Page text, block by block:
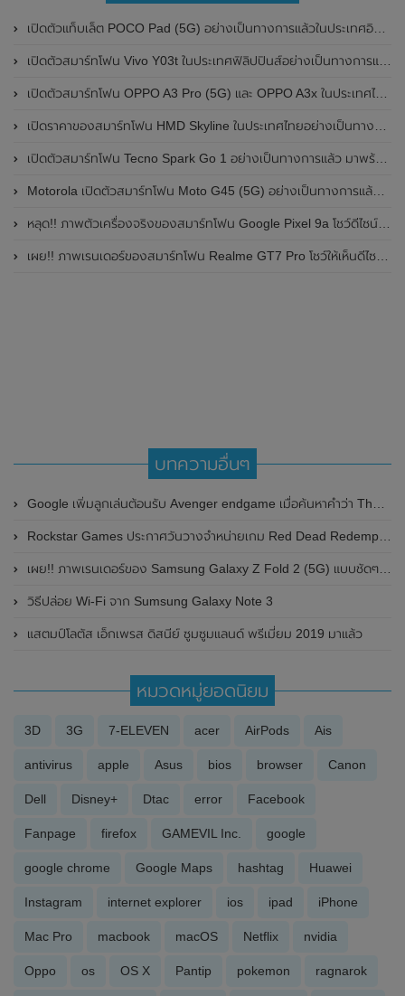
เปิดตัวแท็บเล็ต POCO Pad (5G) อย่างเป็นทางการแล้วในประเทศอินเดีย มาพร้อมชิปเซ็ต Snapdragon 7s Gen 2 ของ Qualcomm และรองรับเครือข่าย 5G
เปิดตัวสมาร์ทโฟน Vivo Y03t ในประเทศฟิลิปปินส์อย่างเป็นทางการแล้ว มาพร้อมชิปเซ็ต Unisoc T612 , กล้องหลัง ความละเอียด 13MP , แบตเตอรี่ 5,000mAh และหน้าจอแสดงผล LCD / 90Hz
เปิดตัวสมาร์ทโฟน OPPO A3 Pro (5G) และ OPPO A3x ในประเทศไทยอย่างเป็นทางการแล้ว ในราคาเริ่มต้นเพียง 3,999 บาท
เปิดราคาของสมาร์ทโฟน HMD Skyline ในประเทศไทยอย่างเป็นทางการแล้ว ราคา 14,990 บาท
เปิดตัวสมาร์ทโฟน Tecno Spark Go 1 อย่างเป็นทางการแล้ว มาพร้อมหน้าจอแสดงผล LCD / 120Hz , แบตเตอรี่ 5,000mAh และใช้ชิปเซ็ต Unisoc
Motorola เปิดตัวสมาร์ทโฟน Moto G45 (5G) อย่างเป็นทางการแล้วในอินเดีย
หลุด!! ภาพตัวเครื่องจริงของสมาร์ทโฟน Google Pixel 9a โชว์ดีไซน์ใหม่ กล้องหลังแบนราบ ไม่มีกรอบของกล้องแล้ว
เผย!! ภาพเรนเดอร์ของสมาร์ทโฟน Realme GT7 Pro โชว์ให้เห็นดีไซน์ใหม่ พร้อมเผยรายละเอียดสเปกที่สำคัญบางส่วน
บทความอื่นๆ
Google เพิ่มลูกเล่นต้อนรับ Avenger endgame เมื่อค้นหาคำว่า Thanos
Rockstar Games ประกาศวันวางจำหน่ายเกม Red Dead Redemption 2 เวอร์ชั่น PC แล้ว
เผย!! ภาพเรนเดอร์ของ Samsung Galaxy Z Fold 2 (5G) แบบชัดๆในเฉดสี Mystic Bronze และ Mystic Black
วิธีปล่อย Wi-Fi จาก Sumsung Galaxy Note 3
แสตมป์โลตัส เอ็กเพรส ดิสนีย์ ซูมซูมแลนด์ พรีเมี่ยม 2019 มาแล้ว
หมวดหมู่ยอดนิยม
3D 3G 7-ELEVEN acer AirPods Ais
antivirus apple Asus bios browser Canon
Dell Disney+ Dtac error Facebook
Fanpage firefox GAMEVIL Inc. google
google chrome Google Maps hashtag Huawei
Instagram internet explorer ios ipad iPhone
Mac Pro macbook macOS Netflix nvidia
Oppo os OS X Pantip pokemon ragnarok